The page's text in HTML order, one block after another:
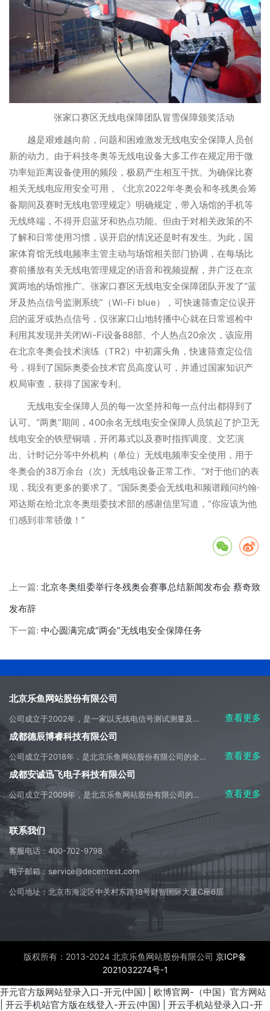
张家口赛区无线电保障团队冒雪保障颁奖活动
越是艰难越向前，问题和困难激发无线电安全保障人员创
新的动力。由于科技冬奥等无线电设备大多工作在规定用于微
功率短距离设备使用的频段，极易产生相互干扰。为确保比赛
相关无线电应用安全可用，《北京2022年冬奥会和冬残奥会筹
备期间及赛时无线电管理规定》明确规定，带入场馆的手机等
无线终端，不得开启蓝牙和热点功能。但由于对相关政策的不
了解和日常使用习惯，误开启的情况还是时有发生。为此，国
家体育馆无线电频率主管主动与场馆相关部门协调，在每场比
赛前播放有关无线电管理规定的语音和视频提醒，并广泛在京
冀两地的场馆推广。张家口赛区无线电安全保障团队开发了“蓝
牙及热点信号监测系统”（Wi-Fi blue），可快速筛查定位误开
启的蓝牙或热点信号，仅张家口山地转播中心就在日常巡检中
利用其发现并关闭Wi-Fi设备88部、个人热点20余次，该应用
在北京冬奥会技术演练（TR2）中初露头角，快速筛查定位信
号，得到了国际奥委会技术官员高度认可，并通过国家知识产
权局审查，获得了国家专利。
无线电安全保障人员的每一次坚持和每一点付出都得到了
认可。“两奥”期间，400余名无线电安全保障人员筑起了护卫无
线电安全的铁壁铜墙，开闭幕式以及赛时指挥调度、文艺演
出、计时记分等中外机构（单位）无线电频率安全使用，用于
冬奥会的38万余台（次）无线电设备正常工作。“对于他们的表
现，我没有更多的要求了。”国际奥委会无线电和频谱顾问约翰·
邓达斯在给北京冬奥组委技术部的感谢信里写道，“你应该为他
们感到非常骄傲！”
上一篇: 北京冬奥组委举行冬残奥会赛事总结新闻发布会 蔡奇致
发布辞
下一篇: 中心圆满完成“两会”无线电安全保障任务
北京乐鱼网站股份有限公司
公司成立于2002年，是一家以无线电信号测试测量及侦测应用开发为主营方向，集科研、生产、系统集成、产品销售、工程施工及技术服务于一体的高科技产业实体。
查看更多
成都德辰博睿科技有限公司
公司成立于2018年，是北京乐鱼网站股份有限公司的全资子公司，是成都市天府新区重大招商引资企业，是母公司主要经营业务的承接实体。
查看更多
成都安诚迅飞电子科技有限公司
公司成立于2009年，是北京乐鱼网站股份有限公司的控股子公司，是美国是德科技公司（Keysight Technologies）在中国内地授权的技术合作伙伴，全权负责授权区域内的是德产品的销售、售前和售后技术支持及服务。 查看更多
联系我们
客服电话：400-702-9798
电子邮箱：service@decentest.com
公司地址：北京市海淀区中关村东路18号财智国际大厦C座6层
版权所有：2013-2024 北京乐鱼网站股份有限公司 京ICP备
2021032274号-1
开元官方版网站登录入口-开元(中国)
欧博官网-（中国）官方网站
开云手机站官方版在线登入-开云(中国) 开云手机站登录入口-开